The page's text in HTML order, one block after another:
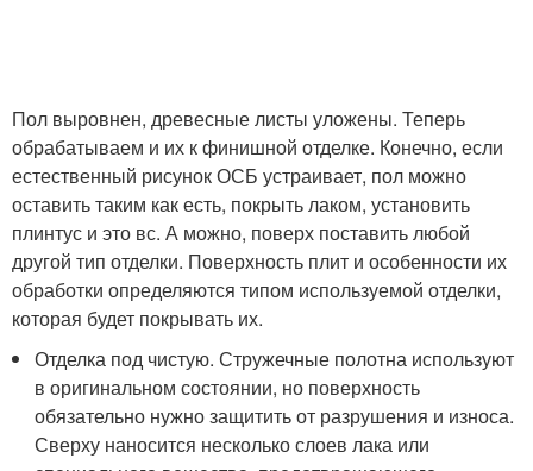
Пол выровнен, древесные листы уложены. Теперь
обрабатываем и их к финишной отделке. Конечно, если
естественный рисунок ОСБ устраивает, пол можно
оставить таким как есть, покрыть лаком, установить
плинтус и это вс. А можно, поверх поставить любой
другой тип отделки. Поверхность плит и особенности их
обработки определяются типом используемой отделки,
которая будет покрывать их.
Отделка под чистую. Стружечные полотна используют
в оригинальном состоянии, но поверхность
обязательно нужно защитить от разрушения и износа.
Сверху наносится несколько слоев лака или